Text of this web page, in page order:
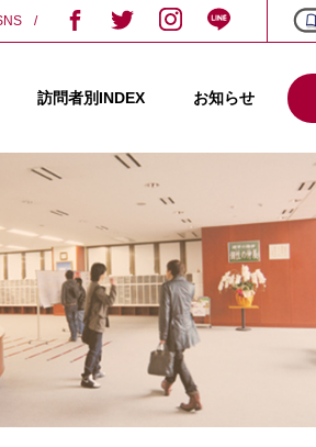
訪問者別INDEX お知らせ